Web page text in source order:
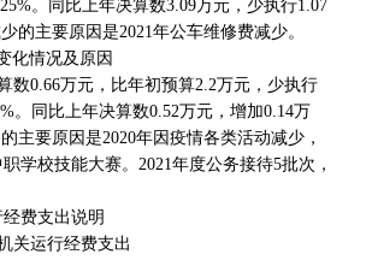
。同比上年决算数3.09万元，少执行1.07
的主要原因是2021年公车维修费减少。
化情况及原因
数0.66万元，比年初预算2.2万元，少执行
。同比上年决算数0.52万元，增加0.14万
主要原因是2020年因疫情各类活动减少，
学校技能大赛。2021年度公务接待5批次，
经费支出说明
关运行经费支出